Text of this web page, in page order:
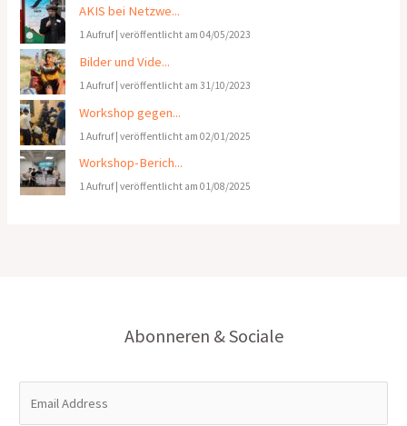
AKIS bei Netzwe...
1 Aufruf|veröffentlicht am 04/05/2023
Bilder und Vide...
1 Aufruf|veröffentlicht am 31/10/2023
Workshop gegen...
1 Aufruf|veröffentlicht am 02/01/2025
Workshop-Berich...
1 Aufruf|veröffentlicht am 01/08/2025
Abonneren & Sociale